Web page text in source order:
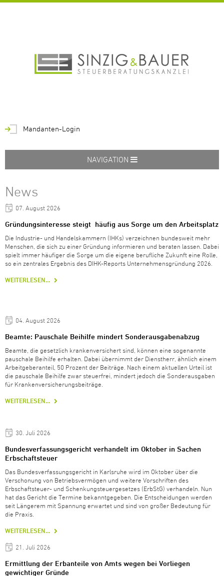
Mandanten-Login
NAVIGATION
News
07. August 2026
Gründungsinteresse steigt  häufig aus Sorge um den Arbeitsplatz
Die Industrie- und Handelskammern (IHKs) verzeichnen bundesweit mehr
Menschen, die sich zu einer Gründung informieren und beraten lassen. Dabei
spielt immer häufiger die Sorge um die eigene berufliche Zukunft eine Rolle,
so ein zentrales Ergebnis des DIHK-Reports Unternehmensgründung 2026.
WEITERLESEN...
04. August 2026
Beamte: Pauschale Beihilfe mindert Sonderausgabenabzug
Beamte, die gesetzlich krankenversichert sind, können eine sogenannte
pauschale Beihilfe erhalten. Dabei übernimmt der Dienstherr, ähnlich einem
Arbeitgeberanteil, 50 Prozent der Beiträge. Nach einem aktuellen Urteil ist
die pauschale Beihilfe zwar steuerfrei, mindert jedoch die Sonderausgaben
für Krankenversicherungsbeiträge.
WEITERLESEN...
30. Juli 2026
Bundesverfassungsgericht verhandelt im Oktober in Sachen
Erbschaftsteuer
Das Bundesverfassungsgericht in Karlsruhe wird im Oktober über die
Verschonung von Betriebsvermögen und weitere Vorschriften des
Erbschaftsteuer- und Schenkungsteuergesetzes (ErbStG) verhandeln. Nun
hat das Gericht die Termine bekanntgegeben. Die Entscheidungen werden
seit Längerem mit Spannung erwartet und sind von großer Bedeutung für
die Praxis.
WEITERLESEN...
21. Juli 2026
Ermittlung der Erbanteile von Amts wegen bei Vorliegen
gewichtiger Gründe